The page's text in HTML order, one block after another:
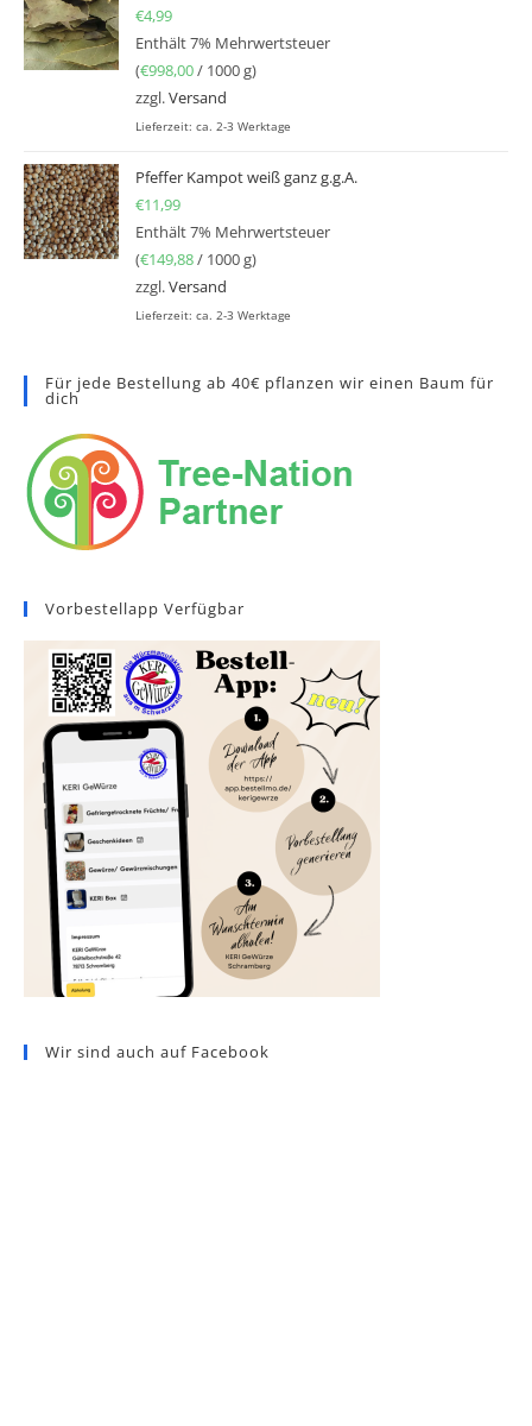
€4,99
Enthält 7% Mehrwertsteuer
(€998,00/ 1000 g)
zzgl.Versand
Lieferzeit: ca. 2-3 Werktage
Pfeffer Kampot weiß ganz g.g.A.
€11,99
Enthält 7% Mehrwertsteuer
(€149,88/ 1000 g)
zzgl.Versand
Lieferzeit: ca. 2-3 Werktage
Für jede Bestellung ab 40€ pflanzen wir einen Baum für
dich
Vorbestellapp Verfügbar
Wir sind auch auf Facebook